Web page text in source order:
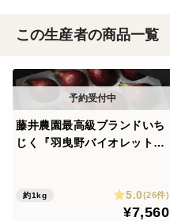
この生産者の商品一覧
藤井農園最高級ブランドいち
じく『羽曳野バイオレット雫
約1kg 5.0(26件)
¥7,560